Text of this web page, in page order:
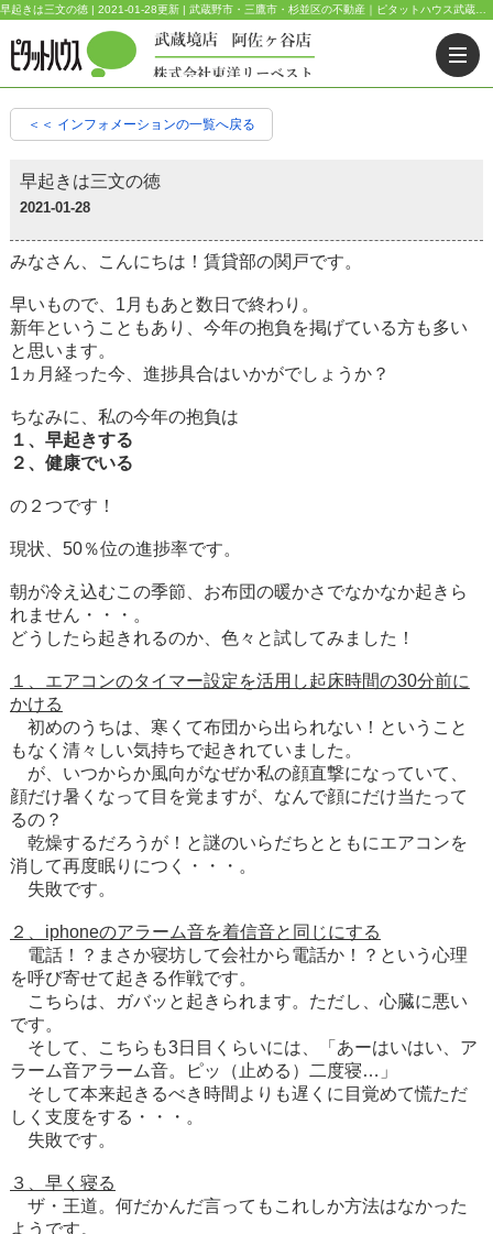
＜＜ インフォメーションの一覧へ戻る
早起きは三文の徳
2021-01-28
みなさん、こんにちは！賃貸部の関戸です。
早いもので、1月もあと数日で終わり。
新年ということもあり、今年の抱負を掲げている方も多い
と思います。
1ヵ月経った今、進捗具合はいかがでしょうか？
ちなみに、私の今年の抱負は
１、早起きする
２、健康でいる
の２つです！
現状、50％位の進捗率です。
朝が冷え込むこの季節、お布団の暖かさでなかなか起きら
れません・・・。
どうしたら起きれるのか、色々と試してみました！
１、エアコンのタイマー設定を活用し起床時間の30分前に
かける
初めのうちは、寒くて布団から出られない！ということ
もなく清々しい気持ちで起きれていました。
が、いつからか風向がなぜか私の顔直撃になっていて、
顔だけ暑くなって目を覚ますが、なんで顔にだけ当たって
るの？
乾燥するだろうが！と謎のいらだちとともにエアコンを
消して再度眠りにつく・・・。
失敗です。
２、iphoneのアラーム音を着信音と同じにする
電話！？まさか寝坊して会社から電話か！？という心理
を呼び寄せて起きる作戦です。
こちらは、ガバッと起きられます。ただし、心臓に悪い
です。
そして、こちらも3日目くらいには、「あーはいはい、ア
ラーム音アラーム音。ピッ（止める）二度寝…」
そして本来起きるべき時間よりも遅くに目覚めて慌ただ
しく支度をする・・・。
失敗です。
３、早く寝る
ザ・王道。何だかんだ言ってもこれしか方法はなかった
ようです。